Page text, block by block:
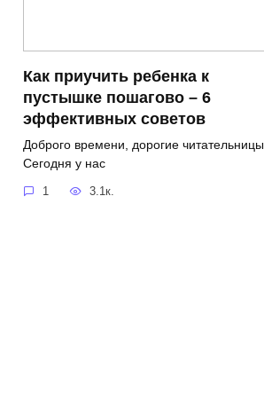
Как приучить ребенка к
пустышке пошагово – 6
эффективных советов
Доброго времени, дорогие читательницы.
Сегодня у нас
1 3.1к.